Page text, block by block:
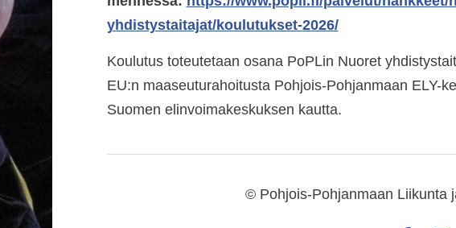
yhdistystaitajat/koulutukset-2026/
Koulutus toteutetaan osana PoPLin Nuoret
EU:n maaseuturahoitusta Pohjois-Pohjanmaan ELY-
Suomen elinvoimakeskuksen kautta.
© Pohjois-Pohjanmaan Liikunta